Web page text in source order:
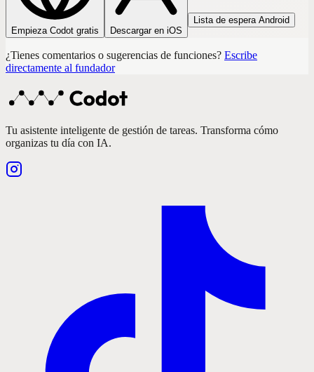
Empieza Codot gratis Descargar en iOS
Lista de espera Android
¿Tienes comentarios o sugerencias de funciones? Escribe
directamente al fundador
Tu asistente inteligente de gestión de tareas. Transforma cómo
organizas tu día con IA.